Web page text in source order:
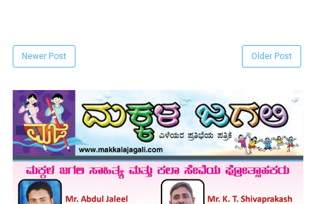
Newer Post Older Post